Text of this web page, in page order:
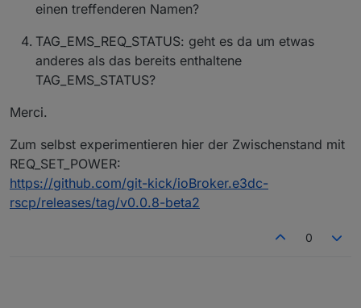
einen treffenderen Namen?
TAG_EMS_REQ_STATUS: geht es da um etwas
anderes als das bereits enthaltene
TAG_EMS_STATUS?
Merci.
Zum selbst experimentieren hier der Zwischenstand mit
REQ_SET_POWER:
https://github.com/git-kick/ioBroker.e3dc-
rscp/releases/tag/v0.0.8-beta2
0